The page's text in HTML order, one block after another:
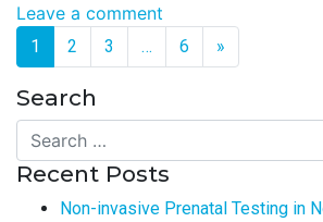
Leave a comment
Posts navigation
1 2 3 … 6 »
Search
Search
Recent Posts
Non-invasive Prenatal Testing in